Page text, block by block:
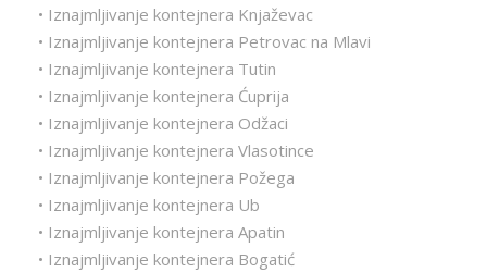
• Iznajmljivanje kontejnera Knjaževac
• Iznajmljivanje kontejnera Petrovac na Mlavi
• Iznajmljivanje kontejnera Tutin
• Iznajmljivanje kontejnera Ćuprija
• Iznajmljivanje kontejnera Odžaci
• Iznajmljivanje kontejnera Vlasotince
• Iznajmljivanje kontejnera Požega
• Iznajmljivanje kontejnera Ub
• Iznajmljivanje kontejnera Apatin
• Iznajmljivanje kontejnera Bogatić